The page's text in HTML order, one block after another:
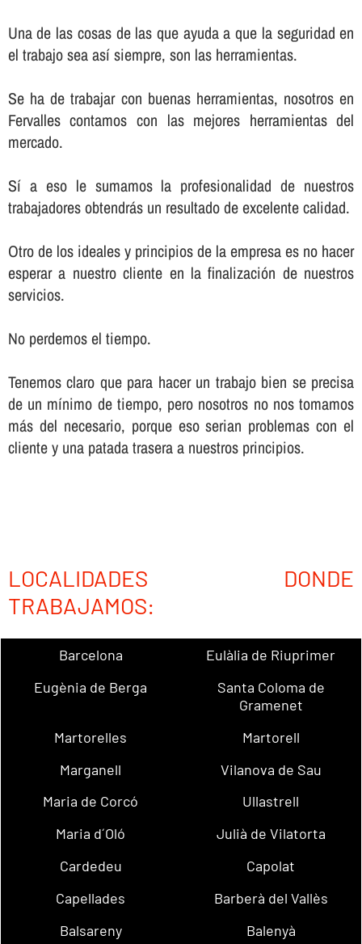
Una de las cosas de las que ayuda a que la seguridad en
el trabajo sea así­ siempre, son las herramientas.
Se ha de trabajar con buenas herramientas, nosotros en
Fervalles contamos con las mejores herramientas del
mercado.
Sí­ a eso le sumamos la profesionalidad de nuestros
trabajadores obtendrás un resultado de excelente calidad.
Otro de los ideales y principios de la empresa es no hacer
esperar a nuestro cliente en la finalización de nuestros
servicios.
No perdemos el tiempo.
Tenemos claro que para hacer un trabajo bien se precisa
de un mí­nimo de tiempo, pero nosotros no nos tomamos
más del necesario, porque eso serian problemas con el
cliente y una patada trasera a nuestros principios.
LOCALIDADES DONDE
TRABAJAMOS:
Barcelona
Eulàlia de Riuprimer
Eugènia de Berga
Santa Coloma de
Gramenet
Martorelles
Martorell
Marganell
Vilanova de Sau
Maria de Corcó
Ullastrell
Maria d´Oló
Julià de Vilatorta
Cardedeu
Capolat
Capellades
Barberà del Vallès
Balsareny
Balenyà